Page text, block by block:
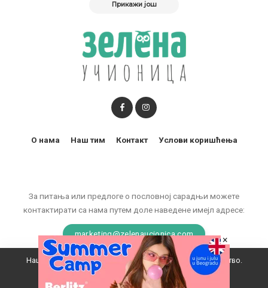
Прикажи још
За питања или предлоге о пословној сарадњи можете
контактирати са нама путем доле наведене имејл адресе:
marketing@zelenaucionica.com
О нама Наш тим Контакт Услови коришћења
© 2011-2024 Copyright by Zelena učionica. All Rights reserved.
Наш вебсајт користи колачиће да побољша ваше искуство.
Прихватам
×